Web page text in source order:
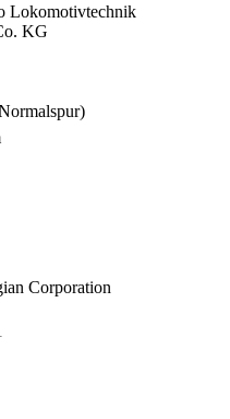
Lokomotivtechnik
KG
Corporation